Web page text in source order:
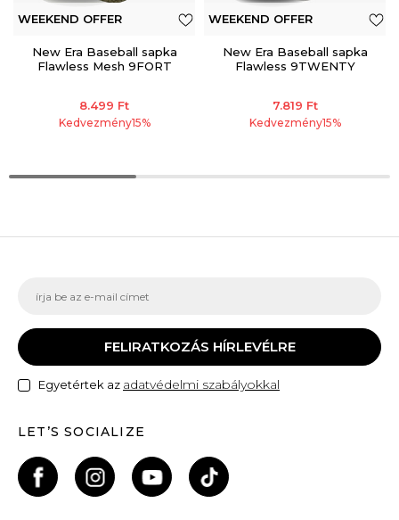
WEEKEND OFFER
New Era Baseball sapka
Flawless Mesh 9FORT
8.499 Ft
Kedvezmény15%
WEEKEND OFFER
New Era Baseball sapka
Flawless 9TWENTY
7.819 Ft
Kedvezmény15%
FELIRATKOZÁS HÍRLEVÉLRE
Egyetértek az adatvédelmi szabályokkal
LET’S SOCIALIZE